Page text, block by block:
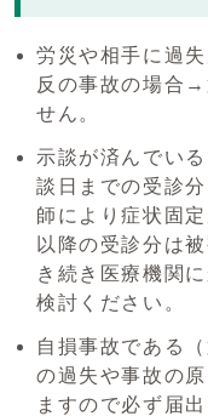
労災や相手に過
反の事故の場合→
せん。
示談が済んでい
談日までの受診
師により症状固
以降の受診分は
き続き医療機関
検討ください。
自損事故である
の過失や事故の
ますので必ず届